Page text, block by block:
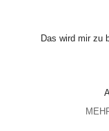
Das wird mir zu